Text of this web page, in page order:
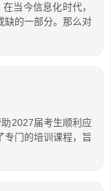
当今信息化时代，
缺的一部分。那么对
2027届考生顺利应
专门的培训课程，旨